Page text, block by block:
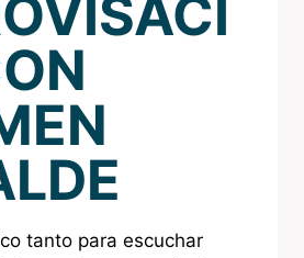
tanto para escuchar